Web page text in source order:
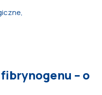
– o